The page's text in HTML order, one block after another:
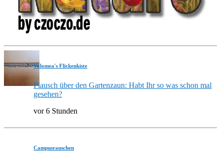
Valomea's Flickenkiste
Plausch über den Gartenzaun: Habt Ihr so was schon mal
gesehen?
vor 6 Stunden
Campusrauschen